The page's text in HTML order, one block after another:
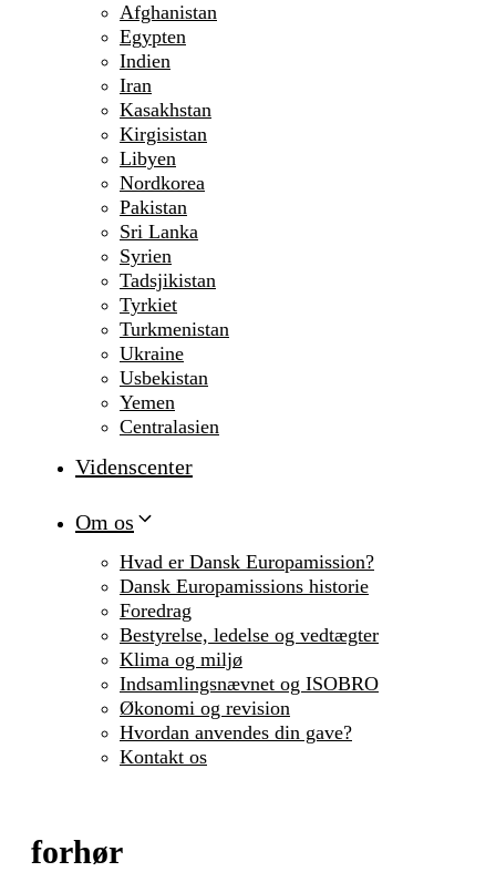
Afghanistan
Egypten
Indien
Iran
Kasakhstan
Kirgisistan
Libyen
Nordkorea
Pakistan
Sri Lanka
Syrien
Tadsjikistan
Tyrkiet
Turkmenistan
Ukraine
Usbekistan
Yemen
Centralasien
Videnscenter
Om os
Hvad er Dansk Europamission?
Dansk Europamissions historie
Foredrag
Bestyrelse, ledelse og vedtægter
Klima og miljø
Indsamlingsnævnet og ISOBRO
Økonomi og revision
Hvordan anvendes din gave?
Kontakt os
forhør